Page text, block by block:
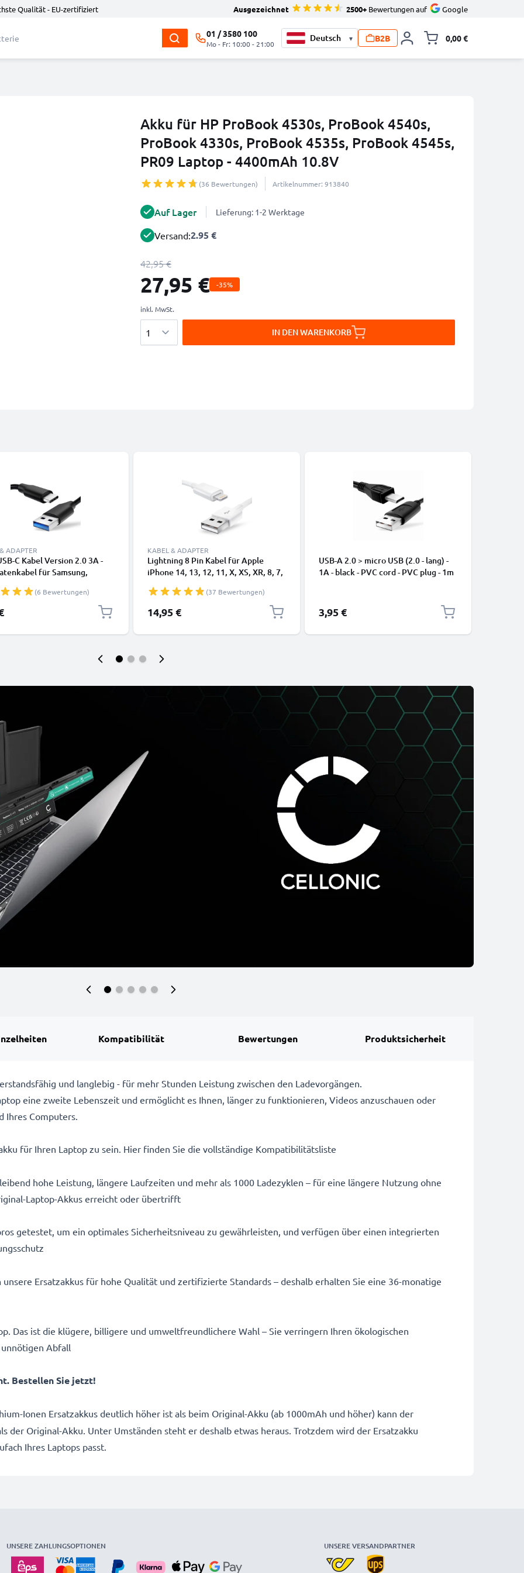
Qualität - EU-zertifiziert Ausgezeichnet 2500+ Bewertungen auf Google
01 / 3580 100
Mo - Fr: 10:00 - 21:00
▾ B2B 0,00 €
Akku für HP ProBook 4530s, ProBook 4540s,
ProBook 4330s, ProBook 4535s, ProBook 4545s,
PR09 Laptop - 4400mAh 10.8V
(36 Bewertungen) Artikelnummer: 913840
Auf Lager Lieferung: 1-2 Werktage
Versand:2.95 €
42,95 €
27,95 € -35%
inkl. MwSt.
IN DEN WARENKORB
ADAPTER
C Kabel Version 2.0 3A -
für Samsung,
Panasonic Lumix, Sony,
PVC schwarz
(6 Bewertungen)
KABEL & ADAPTER
Lightning 8 Pin Kabel für Apple
iPhone 14, 13, 12, 11, X, XS, XR, 8, 7,
Datenkabel für Smartphone
(37 Bewertungen)
14,95 €
USB-A 2.0 > micro USB (2.0 - lang) -
1A - black - PVC cord - PVC plug - 1m
3,95 €
Kompatibilität Bewertungen Produktsicherheit
und langlebig - für mehr Stunden Leistung zwischen den Ladevorgängen.
eine zweite Lebenszeit und ermöglicht es Ihnen, länger zu funktionieren, Videos anzuschauen oder
Ihres Computers.
für Ihren Laptop zu sein. Hier finden Sie die vollständige Kompatibilitätsliste
hohe Leistung, längere Laufzeiten und mehr als 1000 Ladezyklen – für eine längere Nutzung ohne
Laptop-Akkus erreicht oder übertrifft
getestet, um ein optimales Sicherheitsniveau zu gewährleisten, und verfügen über einen integrierten
Ersatzakkus für hohe Qualität und zertifizierte Standards – deshalb erhalten Sie eine 36-monatige
Das ist die klügere, billigere und umweltfreundlichere Wahl – Sie verringern Ihren ökologischen
Abfall
Bestellen Sie jetzt!
Ionen Ersatzakkus deutlich höher ist als beim Original-Akku (ab 1000mAh und höher) kann der
der Original-Akku. Unter Umständen steht er deshalb etwas heraus. Trotzdem wird der Ersatzakku
Ihres Laptops passt.
UNSERE ZAHLUNGSOPTIONEN UNSERE VERSANDPARTNER